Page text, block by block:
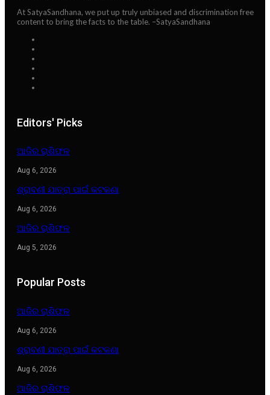
At SatyaSandhana, we put up truly unbiased and discrimination free
content to bring the facts to the table. –SatyaSandhana
Editors' Picks
ଆଜିର ରାଶିଫଳ
Aug 6, 2026
ଶ୍ରାବଣୀ ଯାତ୍ରା ପାଇଁ କଟକଣା
Aug 6, 2026
ଆଜିର ରାଶିଫଳ
Aug 5, 2026
Popular Posts
ଆଜିର ରାଶିଫଳ
Aug 6, 2026
ଶ୍ରାବଣୀ ଯାତ୍ରା ପାଇଁ କଟକଣା
Aug 6, 2026
ଆଜିର ରାଶିଫଳ